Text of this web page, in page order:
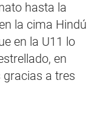
hasta la
la cima Hindú
en la U11 lo
en
a tres